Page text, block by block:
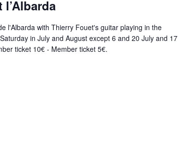
l'Albarda with Thierry Fouet's guitar playing in the
in July and August except 6 and 20 July and 17
ticket 10€ - Member ticket 5€.